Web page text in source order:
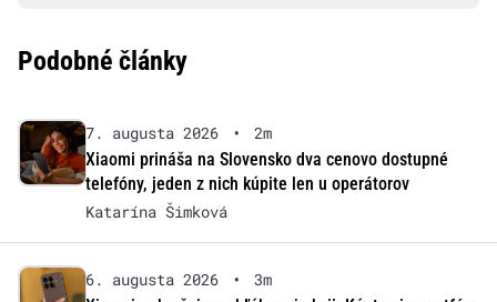
Podobné články
7. augusta 2026 •
2m
Xiaomi prináša na Slovensko dva cenovo dostupné
telefóny, jeden z nich kúpite len u operátorov
Katarína Šimková
6. augusta 2026 •
3m